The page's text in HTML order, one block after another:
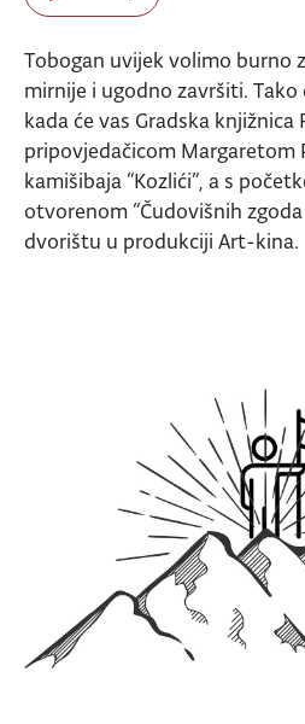
Tobogan uvijek volimo burno
mirnije i ugodno završiti.
kada će vas Gradska knjižnica
pripovjedačicom Margaretom
kamišibaja “Kozlići”, a s
otvorenom “Čudovišnih
dvorištu u produkciji Art-kina.